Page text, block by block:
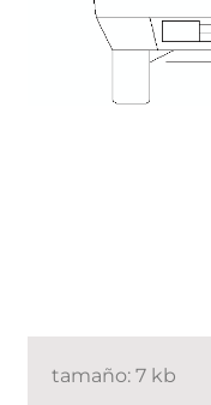
tamaño: 7 kb